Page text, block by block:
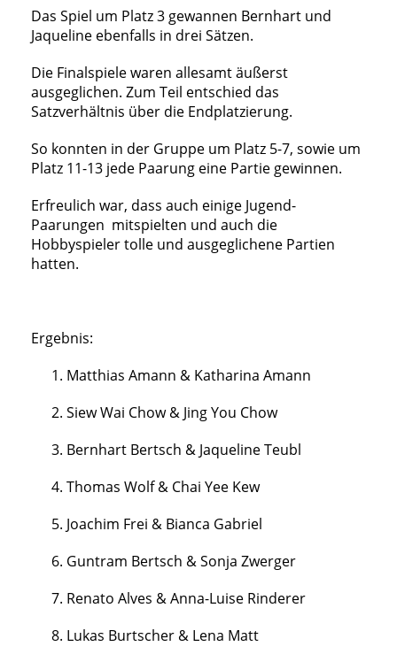
Das Spiel um Platz 3 gewannen Bernhart und
Jaqueline ebenfalls in drei Sätzen.
Die Finalspiele waren allesamt äußerst
ausgeglichen. Zum Teil entschied das
Satzverhältnis über die Endplatzierung.
So konnten in der Gruppe um Platz 5-7, sowie um
Platz 11-13 jede Paarung eine Partie gewinnen.
Erfreulich war, dass auch einige Jugend-
Paarungen mitspielten und auch die
Hobbyspieler tolle und ausgeglichene Partien
hatten.
Ergebnis:
Matthias Amann & Katharina Amann
Siew Wai Chow & Jing You Chow
Bernhart Bertsch & Jaqueline Teubl
Thomas Wolf & Chai Yee Kew
Joachim Frei & Bianca Gabriel
Guntram Bertsch & Sonja Zwerger
Renato Alves & Anna-Luise Rinderer
Lukas Burtscher & Lena Matt